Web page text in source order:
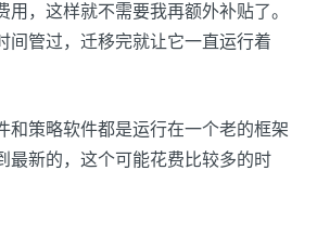
用，这样就不需要我再额外补贴了。
间管过，迁移完就让它一直运行着
和策略软件都是运行在一个老的框架
最新的，这个可能花费比较多的时